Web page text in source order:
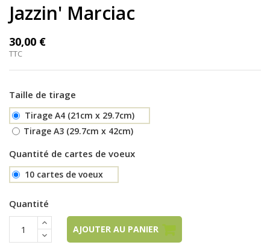
Jazzin' Marciac
30,00 €
TTC
Taille de tirage
Tirage A4 (21cm x 29.7cm)
Tirage A3 (29.7cm x 42cm)
Quantité de cartes de voeux
10 cartes de voeux
Quantité
AJOUTER AU PANIER